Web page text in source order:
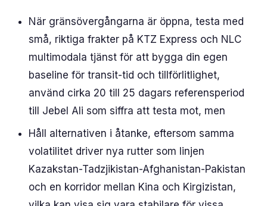
När gränsövergångarna är öppna, testa med
små, riktiga frakter på KTZ Express och NLC
multimodala tjänst för att bygga din egen
baseline för transit-tid och tillförlitlighet,
använd cirka 20 till 25 dagars referensperiod
till Jebel Ali som siffra att testa mot, men
Håll alternativen i åtanke, eftersom samma
volatilitet driver nya rutter som linjen
Kazakstan-Tadzjikistan-Afghanistan-Pakistan
och en korridor mellan Kina och Kirgizistan,